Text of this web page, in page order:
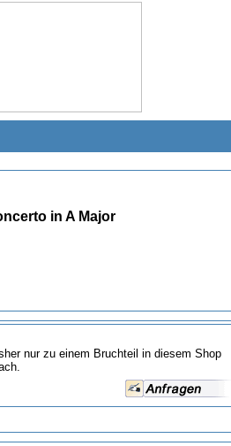
in A Major
nur zu einem Bruchteil in diesem Shop